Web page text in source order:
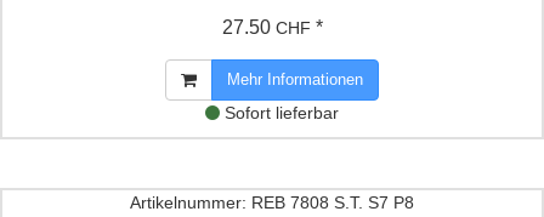
27.50 CHF *
Mehr Informationen
Sofort lieferbar
Artikelnummer: REB 7808 S.T. S7 P8